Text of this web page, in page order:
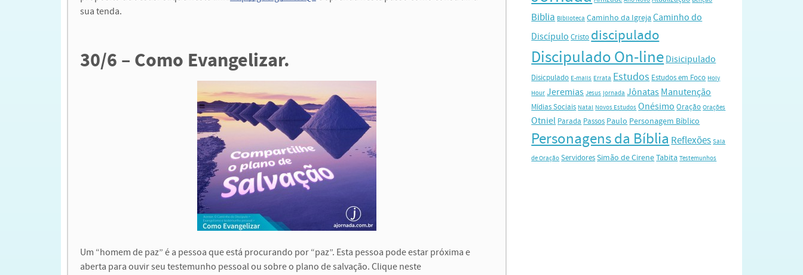
sua tenda.
30/6 – Como Evangelizar.
Um “homem de paz” é a pessoa que está procurando por “paz”. Esta pessoa pode estar próxima e
aberta para ouvir seu testemunho pessoal ou sobre o plano de salvação. Clique neste
Biblia Biblioteca Caminho da IgrejaCaminho do
Discípulo Cristo discipulado
Discipulado On-line Disicipulado
Disicpulado E-mails Errata Estudos Estudos em Foco Holy
Hour Jeremias Jesus jornada Jônatas Manutenção
Mídias Sociais Natal Novos Estudos Onésimo Oração Orações
Otniel Parada Passos Paulo Personagem Bíblico
Personagens da Bíblia Reflexões Sala
de Oração Servidores Simão de CireneTabita Testemunhos